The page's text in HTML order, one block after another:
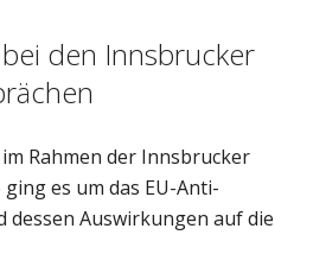
den Innsbrucker
Rahmen der Innsbrucker
es um das EU-Anti-
dessen Auswirkungen auf die